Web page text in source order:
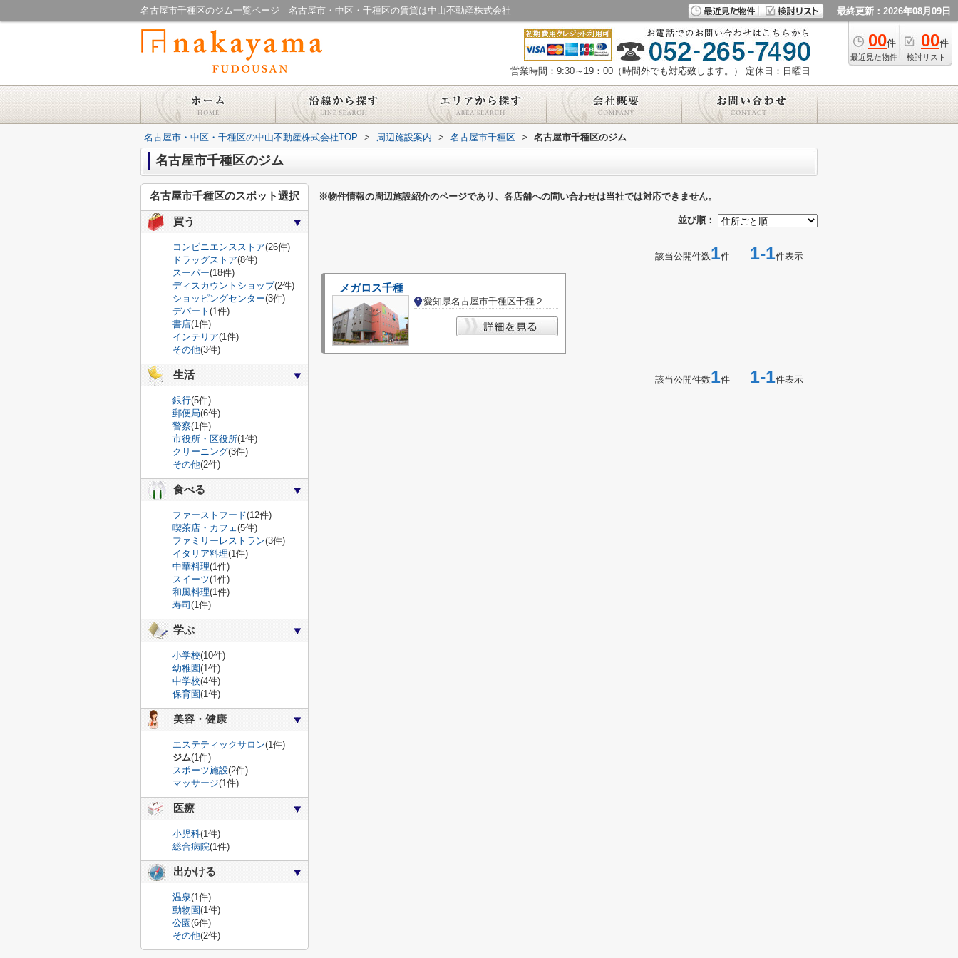
名古屋市千種区のジム一覧ページ｜名古屋市・中区・千種区の賃貸は中山不動産株式会社 最終更新：2026年08月09日
00件
最近見た物件
00件
検討リスト
営業時間：9:30～19：00（時間外でも対応致します。） 定休日：日曜日
名古屋市・中区・千種区の中山不動産株式会社TOP > 周辺施設案内 > 名古屋市千種区 > 名古屋市千種区のジム
名古屋市千種区のジム
※物件情報の周辺施設紹介のページであり、各店舗への問い合わせは当社では対応できません。
並び順：
該当公開件数1件 1-1件表示
メガロス千種
愛知県名古屋市千種区千種２丁目
該当公開件数1件 1-1件表示
名古屋市千種区のスポット選択
買う
コンビニエンスストア(26件)
ドラッグストア(8件)
スーパー(18件)
ディスカウントショップ(2件)
ショッピングセンター(3件)
デパート (1件)
書店(1件)
インテリア(1件)
その他(3件)
生活
銀行(5件)
郵便局(6件)
警察(1件)
市役所・区役所(1件)
クリーニング(3件)
その他(2件)
食べる
ファーストフード(12件)
喫茶店・カフェ(5件)
ファミリーレストラン(3件)
イタリア料理(1件)
中華料理(1件)
スイーツ(1件)
和風料理(1件)
寿司 (1件)
学ぶ
小学校(10件)
幼稚園(1件)
中学校(4件)
保育園(1件)
美容・健康
エステティックサロン(1件)
ジム(1件)
スポーツ施設(2件)
マッサージ(1件)
医療
小児科(1件)
総合病院(1件)
出かける
温泉(1件)
動物園(1件)
公園(6件)
その他(2件)